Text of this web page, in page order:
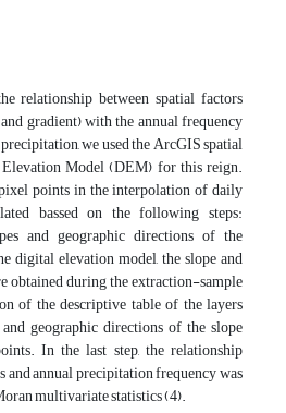
relationship between spatial factors
gradient) with the annual frequency
we used the ArcGIS spatial
Model (DEM) for this reign.
points in the interpolation of daily
bassed on the following steps:
and geographic directions of the
digital elevation model, the slope and
obtained during the extraction-sample
of the descriptive table of the layers
geographic directions of the slope
In the last step, the relationship
and annual precipitation frequency was
multivariate statistics (4).